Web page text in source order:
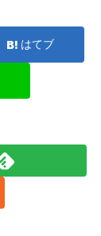
はてブ